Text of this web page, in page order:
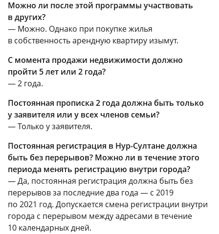
Можно ли после этой программы участвовать
в других?
— Можно. Однако при покупке жилья
в собственность арендную квартиру изымут.
С момента продажи недвижимости должно
пройти 5 лет или 2 года?
— 2 года.
Постоянная прописка 2 года должна быть только
у заявителя или у всех членов семьи?
— Только у заявителя.
Постоянная регистрация в Нур-Султане должна
быть без перерывов? Можно ли в течение этого
периода менять регистрацию внутри города?
— Да, постоянная регистрация должна быть без
перерывов за последние два года — с 2019
по 2021 год. Допускается смена регистрации внутри
города с перерывом между адресами в течение
10 календарных дней.